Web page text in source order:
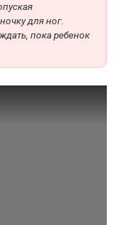
для ног.
пока ребенок